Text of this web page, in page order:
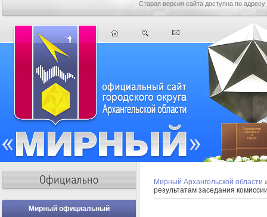
Старая версия сайта доступна по адресу
Мирный официальный
Мирный Архангельской области
результатам заседания